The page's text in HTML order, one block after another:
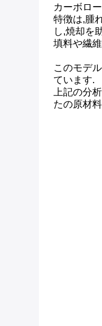
カーボロ
特徴は,腫
し,焼却を
填料や繊
このモデ
ています.
上記の分
たの原材